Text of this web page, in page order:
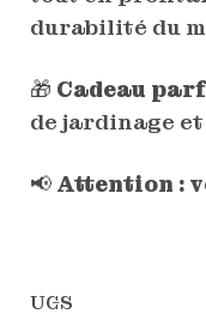
durabilité du
🎁 Cadeau
de jardinage
📢 Attention :
UGS